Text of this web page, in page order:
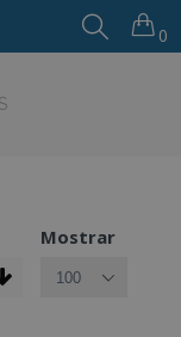
0
Mostrar